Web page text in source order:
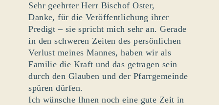
Sehr geehrter Herr Bischof Oster,
Danke, für die Veröffentlichung ihrer
Predigt – sie spricht mich sehr an. Gerade
in den schweren Zeiten des persönlichen
Verlust meines Mannes, haben wir als
Familie die Kraft und das getragen sein
durch den Glauben und der Pfarrgemeinde
spüren dürfen.
Ich wünsche Ihnen noch eine gute Zeit in